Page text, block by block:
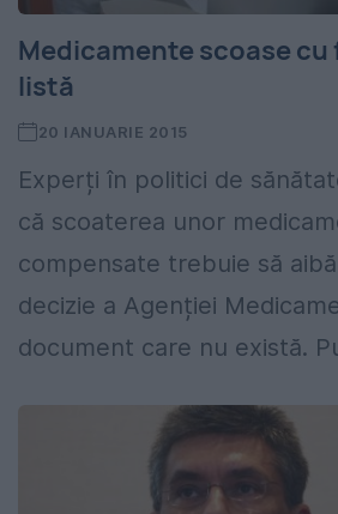
Medicamente scoase
listă
20 IANUARIE 2015
Experți în politici de
că scoaterea unor
compensate trebuie să
decizie a Agenției
document care nu există.